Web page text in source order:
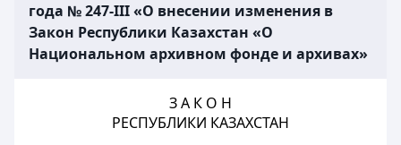
года № 247-III «О внесении изменения в
Закон Республики Казахстан «О
Национальном архивном фонде и архивах»
З А К О Н
РЕСПУБЛИКИ КАЗАХСТАН